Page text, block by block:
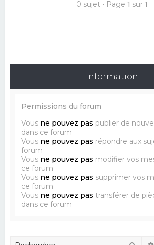
0 sujet • Page 1 sur 1
Information
Permissions du forum
Vous ne pouvez pas publier de
dans ce forum
Vous ne pouvez pas répondre aux
forum
Vous ne pouvez pas modifier vos
ce forum
Vous ne pouvez pas supprimer vos
ce forum
Vous ne pouvez pas transférer de
dans ce forum